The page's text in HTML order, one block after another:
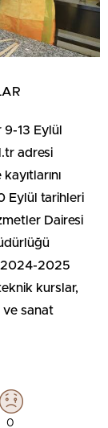
13 Eylül
adresi
Eylül tarihleri
Dairesi
2024-2025
kurslar,
ve sanat
0